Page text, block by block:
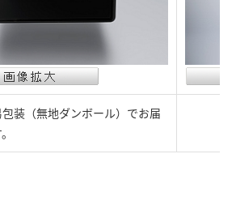
装（無地ダンボール）でお届